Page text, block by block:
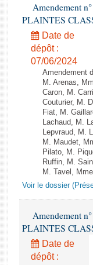
Amendement
PLAINTES
Date de
dépôt :
07/06/2024
Amendement
M. Arenas,
Caron, M.
Couturier, M.
Fiat, M.
Lachaud, M.
Lepvraud, M.
M. Maudet,
Pilato, M.
Ruffin, M.
M. Tavel,
Voir le dossier
Amendement
PLAINTES
Date de
dépôt :